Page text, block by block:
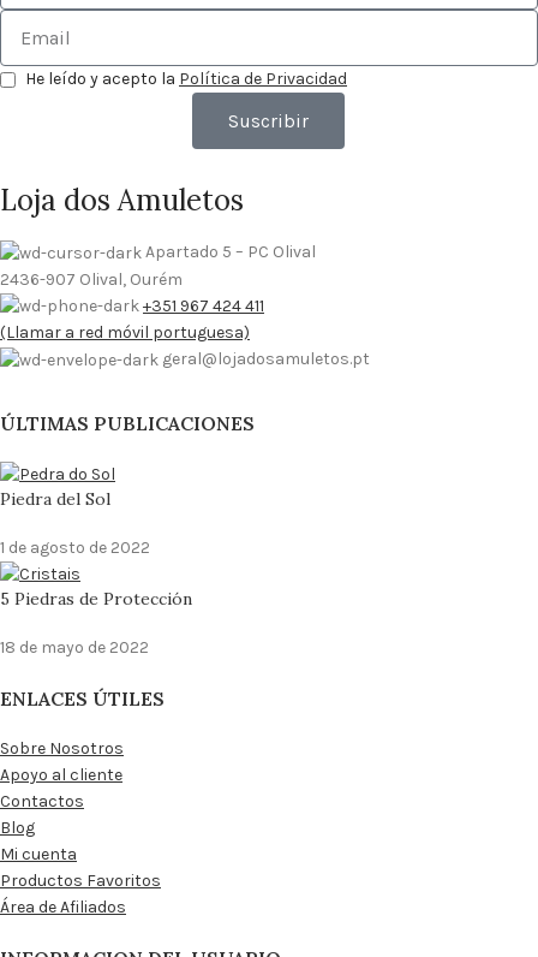
He leído y acepto la Política de Privacidad
Suscribir
Loja dos Amuletos
Apartado 5 – PC Olival
2436-907 Olival, Ourém
+351 967 424 411
(Llamar a red móvil portuguesa)
geral@lojadosamuletos.pt
ÚLTIMAS PUBLICACIONES
Piedra del Sol
1 de agosto de 2022
5 Piedras de Protección
18 de mayo de 2022
ENLACES ÚTILES
Sobre Nosotros
Apoyo al cliente
Contactos
Blog
Mi cuenta
Productos Favoritos
Área de Afiliados